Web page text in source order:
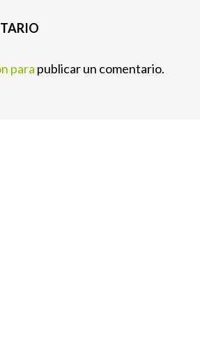
para publicar un comentario.